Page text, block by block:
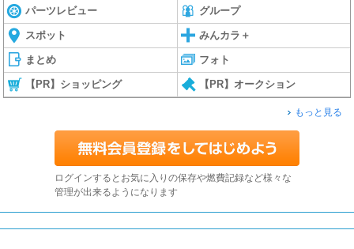
パーツレビュー グループ
スポット みんカラ＋
まとめ フォト
【PR】ショッピング 【PR】オークション
もっと見る
ログインするとお気に入りの保存や燃費記録など様々な
管理が出来るようになります